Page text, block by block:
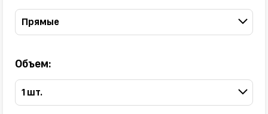
Прямые
Объем:
1 шт.